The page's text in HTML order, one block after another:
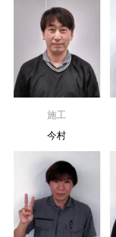
施工
今村